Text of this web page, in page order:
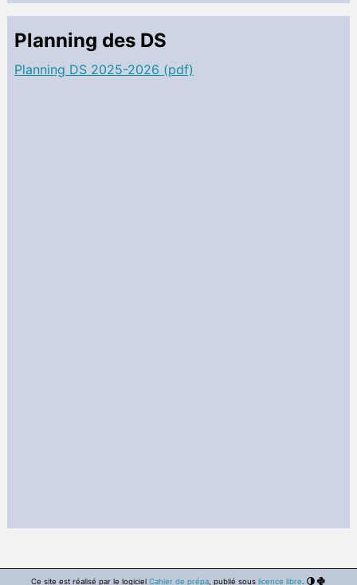
Planning des DS
Planning DS 2025-2026 (pdf)
Ce site est réalisé par le logicielCahier de prépa , publié souslicence libre .